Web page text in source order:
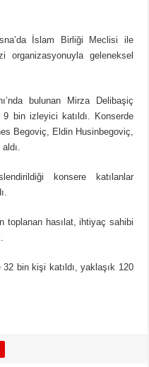
İslam Birliği Meclisi ile
geleneksel
bulunan Mirza Delibaşiç
9 bin izleyici katıldı. Konserde
Begoviç, Eldin Husinbegoviç,
konsere katılanlar
toplanan hasılat, ihtiyaç sahibi
bin kişi katıldı, yaklaşık 120